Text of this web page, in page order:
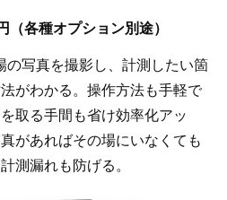
各種オプション別途）
写真を撮影し、計測したい箇
がわかる。操作方法も手軽で
取る手間も省け効率化アッ
があればその場にいなくても
測漏れも防げる。